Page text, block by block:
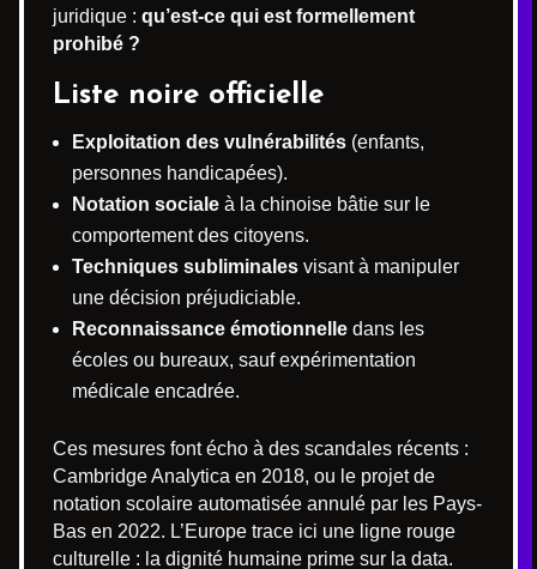
juridique : qu’est-ce qui est formellement
prohibé ?
Liste noire officielle
Exploitation des vulnérabilités (enfants,
personnes handicapées).
Notation sociale à la chinoise bâtie sur le
comportement des citoyens.
Techniques subliminales visant à manipuler
une décision préjudiciable.
Reconnaissance émotionnelle dans les
écoles ou bureaux, sauf expérimentation
médicale encadrée.
Ces mesures font écho à des scandales récents :
Cambridge Analytica en 2018, ou le projet de
notation scolaire automatisée annulé par les Pays-
Bas en 2022. L’Europe trace ici une ligne rouge
culturelle : la dignité humaine prime sur la data.